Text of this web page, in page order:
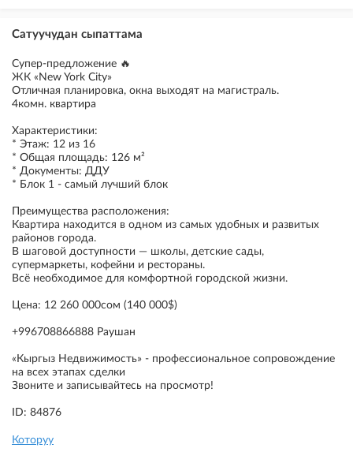
Сатуучудан сыпаттама
Супер-предложение 🔥
ЖК «New York City»
Отличная планировка, окна выходят на магистраль.
4комн. квартира
Характеристики:
* Этаж: 12 из 16
* Общая площадь: 126 м²
* Документы: ДДУ
* Блок 1 - самый лучший блок
Преимущества расположения:
Квартира находится в одном из самых удобных и развитых
районов города.
В шаговой доступности — школы, детские сады,
супермаркеты, кофейни и рестораны.
Всё необходимое для комфортной городской жизни.
Цена: 12 260 000сом (140 000$)
+996708866888 Раушан
«Кыргыз Недвижимость» - профессиональное сопровождение
на всех этапах сделки
Звоните и записывайтесь на просмотр!
ID: 84876
Которуу